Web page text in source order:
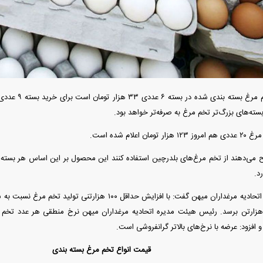
بزرگ‌تر تخم مرغ به صرفه‌تر خواهد بود.
شده است.
رئیس هیئت مدیره اتحادیه مرغداران میهن گفت: با افزایش
و افزود: عرضه با نرخ‌های بالاتر گرانفروشی است.
قیمت انواع تخم مرغ بسته بندی
شد/ اولین
سیاسی + جدول
هجوم خودروسازان چینی به اروپا؛ آیا
کارخانه‌های بحران‌زده نجات پیدا می‌کنند؟
واردات خودرو از
داغی که بازار
قدرت تهدید